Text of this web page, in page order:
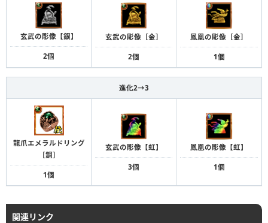
玄武の彫像【銀】
2個
玄武の彫像［金］
2個
鳳凰の彫像［金］
1個
進化2→3
龍爪エメラルドリング
［銅］
1個
玄武の彫像【虹】
3個
鳳凰の彫像【虹】
1個
関連リンク